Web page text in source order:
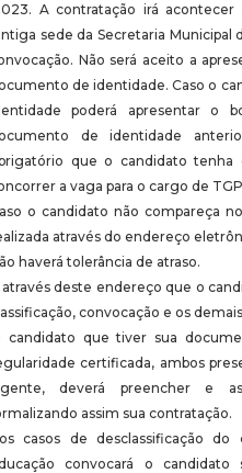
A contratação irá
sede da Secretaria Municipal
Não será aceito a
de identidade. Caso o
poderá apresentar o
de identidade
que o candidato tenha
a vaga para o cargo de
o candidato não compareça
através do endereço
haverá tolerância de atraso.
através deste endereço que o
convocação e os
candidato que tiver sua
certificada, ambos
deverá preencher e
assim sua contratação.
casos de desclassificação do
convocará o candidato